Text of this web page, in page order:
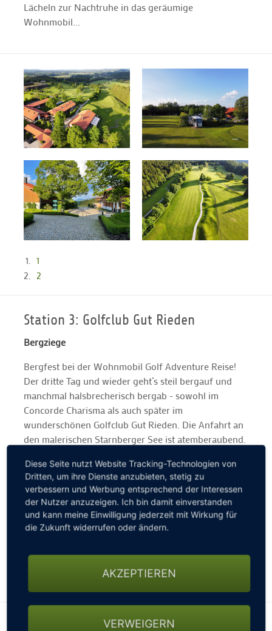
Lächeln zur Nachtruhe in das geräumige
Wohnmobil...
1
2
Station 3: Golfclub Gut Rieden
Bergziege
Bergfest bei der Wohnmobil Golf Adventure Reise!
Der dritte Tag und wieder geht’s steil bergauf und
manchmal halsbrecherisch bergab - sowohl im
Concorde Charisma als auch später im
wunderschönen Golfclub Gut Rieden. Die Anfahrt an
den malerischen Starnberger See ist atemberaubend.
mit einem grandiosen Alpenpanorama verwöhnt. Ein
kleiner Tipp nach drei Tagen Wohnmobil Golf
Adventure gefällig? Bitte immer vor der Anreise bei
den jeweiligen Golfclubs anrufen und nach
gesperrten Straßen, nicht passierbaren Wegen oder
könnte es mit der gebuchten Startzeit schon mal
Diese Seite nutzt Website Tracking-Technologien von
Dritten, um ihre Dienste anzubieten, stetig zu
verbessern und Werbung entsprechend der Interessen
der Nutzer anzuzeigen. Ich bin damit einverstanden
und kann meine Einwilligung jederzeit mit Wirkung für
die Zukunft widerrufen oder ändern.
AKZEPTIEREN
VERWEIGERN